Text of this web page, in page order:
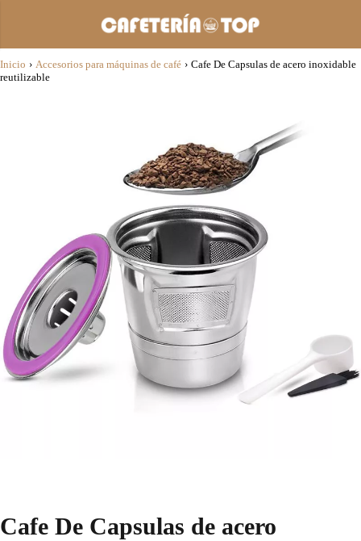
Inicio › Accesorios para máquinas de café › Cafe De Capsulas de acero inoxidable
reutilizable
Cafe De Capsulas de acero